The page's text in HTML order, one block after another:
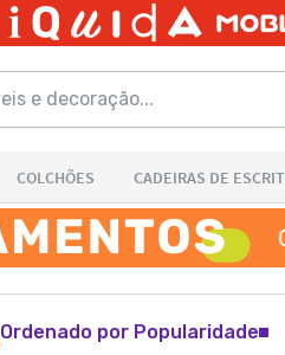
Ordenado por Popularidade